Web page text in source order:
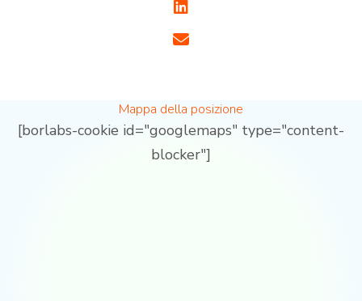
Mappa della posizione
[borlabs-cookie id="googlemaps" type="content-
blocker"]